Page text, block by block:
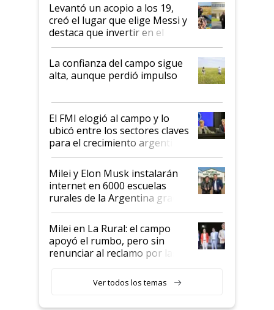
Levantó un acopio a los 19,
creó el lugar que elige Messi y
destaca que invertir en el
kirchnerismo era como "darle
plata a un hijo para droga":
Juan Félix Rossetti, el libertario
que de una dura crisis salió
de Milei
La confianza del campo sigue
alta, aunque perdió impulso
El FMI elogió al campo y lo
ubicó entre los sectores claves
para el crecimiento argentino
Milei y Elon Musk instalarán
internet en 6000 escuelas
rurales de la Argentina gracias
a un acuerdo con Starlink
Milei en La Rural: el campo
apoyó el rumbo, pero sin
renunciar al reclamo por las
Ver todos los temas